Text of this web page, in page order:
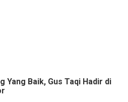
Yang Baik, Gus Taqi Hadir di